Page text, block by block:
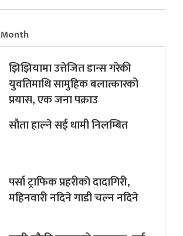
Month
झिझियामा उत्तेजित डान्स गरेकी
युवतिमाथि सामुहिक बलात्कारको
प्रयास, एक जना पक्राउ
सौता हाल्ने सई धामी निलम्बित
पर्सा ट्राफिक प्रहरीकाे दादागिरी,
महिनवारी नदिने गाडी चल्न नदिने